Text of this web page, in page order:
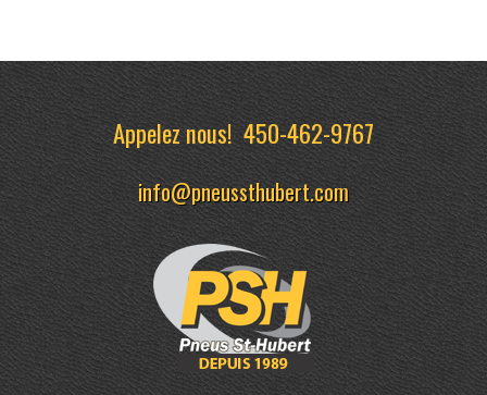
Appelez nous!450-462-9767
info@pneussthubert.com